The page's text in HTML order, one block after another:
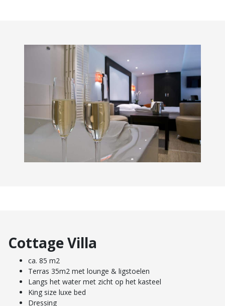
Cottage Villa
ca. 85 m2
Terras 35m2 met lounge & ligstoelen
Langs het water met zicht op het kasteel
King size luxe bed
Dressing